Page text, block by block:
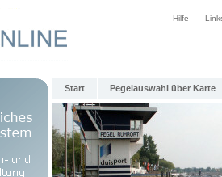
Hilfe
Start Pegelauswahl über Karte